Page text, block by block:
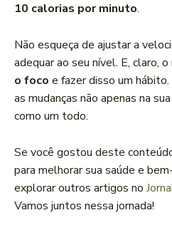
10 calorias por minuto.
Não esqueça de ajustar a
adequar ao seu nível. E, claro,
o foco e fazer disso um
as mudanças não apenas na
como um todo.
Se você gostou deste
para melhorar sua saúde e
explorar outros artigos no
Vamos juntos nessa jornada!